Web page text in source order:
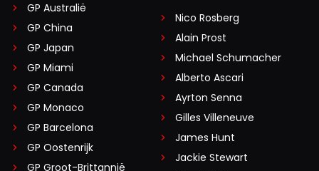
GP Australië
GP China
GP Japan
GP Miami
GP Canada
GP Monaco
GP Barcelona
GP Oostenrijk
GP Groot-Brittannië
Nico Rosberg
Alain Prost
Michael Schumacher
Alberto Ascari
Ayrton Senna
Gilles Villeneuve
James Hunt
Jackie Stewart